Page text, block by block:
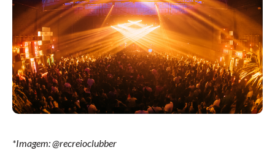
*Imagem: @recreioclubber